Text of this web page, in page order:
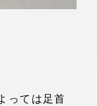
っては足首